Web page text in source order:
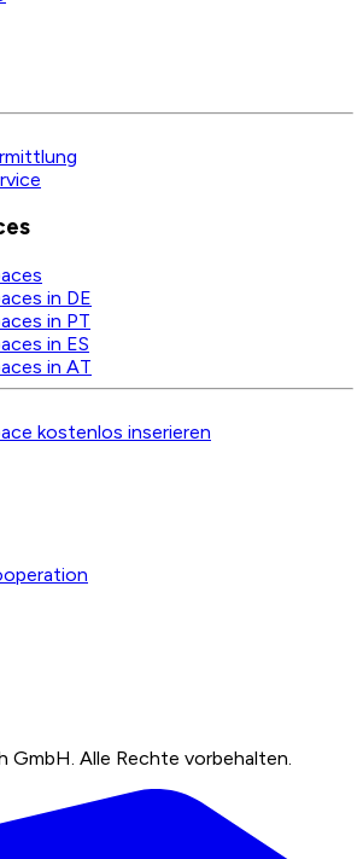
in DE
in PT
in ES
in AT
kostenlos inserieren
GmbH. Alle Rechte vorbehalten.